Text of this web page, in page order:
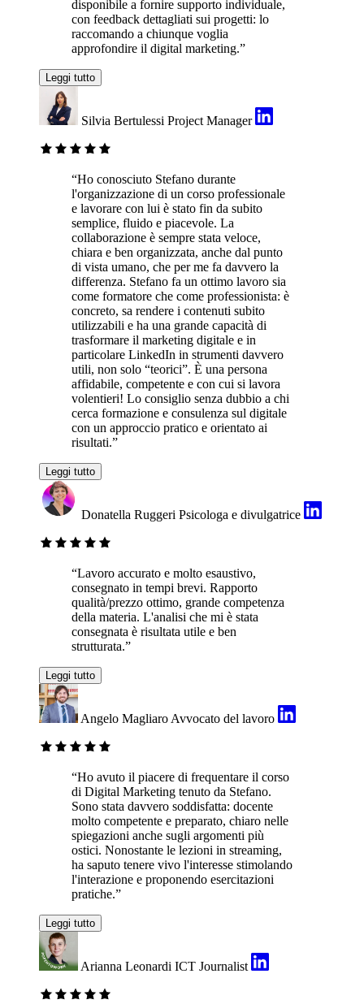
disponibile a fornire supporto individuale,
con feedback dettagliati sui progetti: lo
raccomando a chiunque voglia
approfondire il digital marketing.”
Leggi tutto
Silvia Bertulessi Project Manager
“Ho conosciuto Stefano durante
l'organizzazione di un corso professionale
e lavorare con lui è stato fin da subito
semplice, fluido e piacevole. La
collaborazione è sempre stata veloce,
chiara e ben organizzata, anche dal punto
di vista umano, che per me fa davvero la
differenza. Stefano fa un ottimo lavoro sia
come formatore che come professionista: è
concreto, sa rendere i contenuti subito
utilizzabili e ha una grande capacità di
trasformare il marketing digitale e in
particolare LinkedIn in strumenti davvero
utili, non solo “teorici”. È una persona
affidabile, competente e con cui si lavora
volentieri! Lo consiglio senza dubbio a chi
cerca formazione e consulenza sul digitale
con un approccio pratico e orientato ai
risultati.”
Leggi tutto
Donatella Ruggeri Psicologa e divulgatrice
“Lavoro accurato e molto esaustivo,
consegnato in tempi brevi. Rapporto
qualità/prezzo ottimo, grande competenza
della materia. L'analisi che mi è stata
consegnata è risultata utile e ben
strutturata.”
Leggi tutto
Angelo Magliaro Avvocato del lavoro
“Ho avuto il piacere di frequentare il corso
di Digital Marketing tenuto da Stefano.
Sono stata davvero soddisfatta: docente
molto competente e preparato, chiaro nelle
spiegazioni anche sugli argomenti più
ostici. Nonostante le lezioni in streaming,
ha saputo tenere vivo l'interesse stimolando
l'interazione e proponendo esercitazioni
pratiche.”
Leggi tutto
Arianna Leonardi ICT Journalist